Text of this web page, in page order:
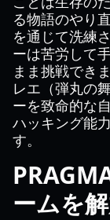
る物語のやり
を通じて洗練
ーは苦労して
まま挑戦でき
レエ（弾丸の
ーを致命的な
ハッキング能
す。
ームを